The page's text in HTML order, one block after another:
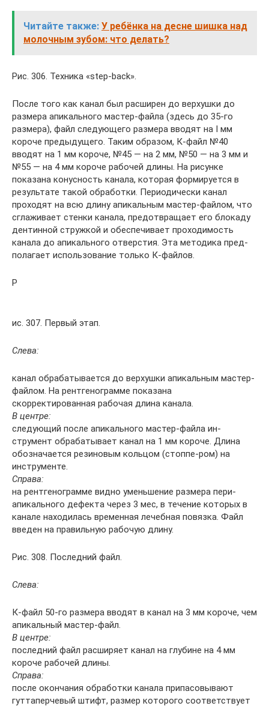
Читайте также: У ребёнка на десне шишка над
молочным зубом: что делать?
Рис. 306. Техника «step-back».
После того как канал был расши­рен до верхушки до
размера апи­кального мастер-файла (здесь до 35-го
размера), файл следующе­го размера вводят на I мм
коро­че предыдущего. Таким обра­зом, К-файл №40
вводят на 1 мм короче, №45 — на 2 мм, №50 — на 3 мм и
№55 — на 4 мм короче рабочей длины. На ри­сунке
показана конусность ка­нала, которая формируется в
результате такой обработки. Периодически канал
проходят на всю длину апикальным мас­тер-файлом, что
сглаживает стенки канала, предотвращает его блокаду
дентинной струж­кой и обеспечивает проходи­мость
канала до апикального отверстия. Эта методика пред­
полагает использование только К-файлов.
Р
ис. 307. Первый этап.
Слева:
канал обрабатывается до верхушки апикальным мастер-
файлом. На рентгенограмме по­казана
скорректированная ра­бочая длина канала.
В центре:
следующий после апикального мастер-файла ин­
струмент обрабатывает канал на 1 мм короче. Длина
обозначает­ся резиновым кольцом (стоппе-ром) на
инструменте.
Справа:
на рентгенограмме вид­но уменьшение размера пери-
апикального дефекта через 3 мес, в течение которых в
ка­нале находилась временная ле­чебная повязка. Файл
введен на правильную рабочую длину.
Рис. 308. Последний файл.
Слева:
К-файл 50-го размера вводят в канал на 3 мм короче, чем
апикальный мастер-файл.
В центре:
последний файл рас­ширяет канал на глубине на 4 мм
короче рабочей длины.
Справа:
после окончания обра­ботки канала припасовывают
гуттаперчевый штифт, размер которого соответствует